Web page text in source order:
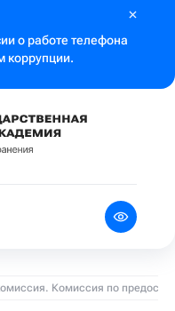
о работе телефона
коррупции.
Комиссия по